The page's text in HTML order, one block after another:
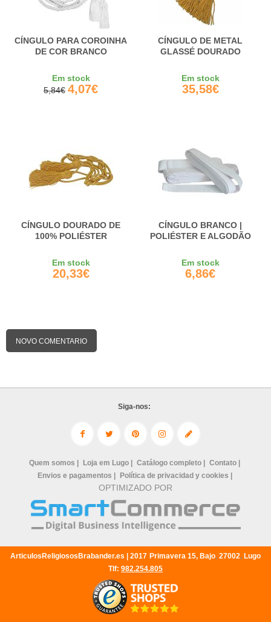
CÍNGULO PARA COROINHA
DE COR BRANCO
Em stock
5,84€ 4,07€
CÍNGULO DE METAL
GLASSÉ DOURADO
Em stock
35,58€
CÍNGULO DOURADO DE
100% POLIÉSTER
Em stock
20,33€
CÍNGULO BRANCO |
POLIÉSTER E ALGODÃO
Em stock
6,86€
NOVO COMENTARIO
Siga-nos:
Quem somos | Loja em Lugo | Catálogo completo |
Contato |
Envios e pagamentos |
Política de privacidad y cookies |
OPTIMIZADO POR
ArticulosReligiososBrabander.es | 2017 Primavera 15, Bajo, 27002, Lugo
Tlf: 982.254.805